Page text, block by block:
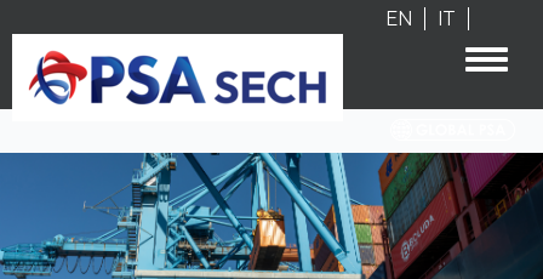
contenuto
principale
EN IT